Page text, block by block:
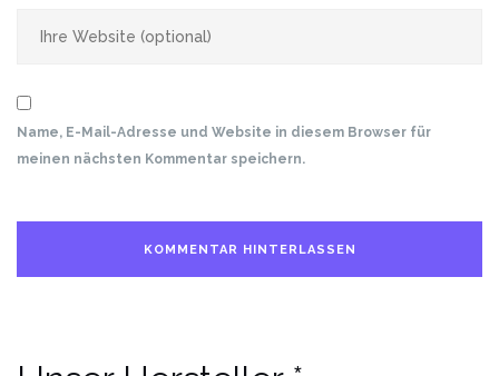
Name, E-Mail-Adresse und Website in diesem Browser für
meinen nächsten Kommentar speichern.